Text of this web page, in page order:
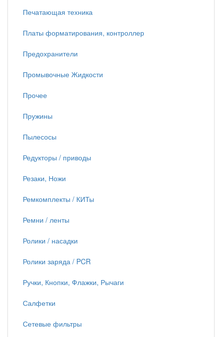
Печатающая техника
Платы форматирования, контроллер
Предохранители
Промывочные Жидкости
Прочее
Пружины
Пылесосы
Редукторы / приводы
Резаки, Ножи
Ремкомплекты / КИТы
Ремни / ленты
Ролики / насадки
Ролики заряда / PCR
Ручки, Кнопки, Флажки, Рычаги
Салфетки
Сетевые фильтры